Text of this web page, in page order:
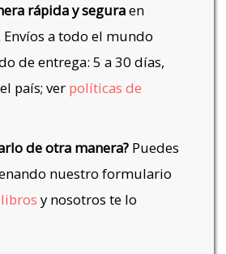
rápida y seguraen
a todo el mundo
de entrega: 5 a 30 días,
país; ver políticas de
de otra manera?Puedes
nuestro formulario
y nosotros te lo